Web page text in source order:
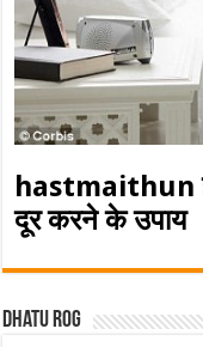
hastmaithun
दूर करने के उपाय
Dhatu rog